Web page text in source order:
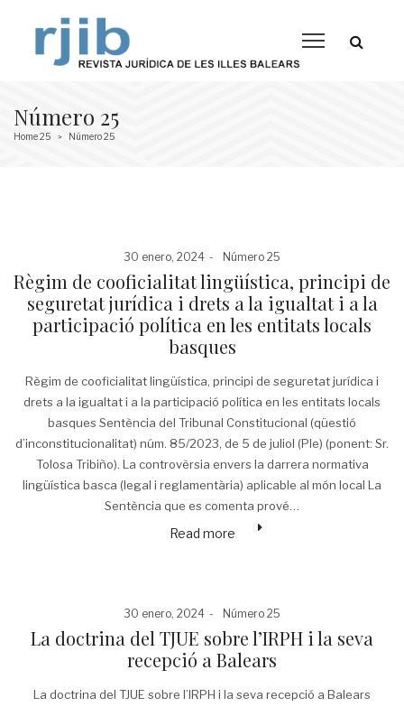
Número 25
Home 25 > Número 25
Posted
on
30 enero, 2024
Posted
Número 25
Règim de cooficialitat lingüística, principi de
seguretat jurídica i drets a la igualtat i a la
participació política en les entitats locals
basques
Règim de cooficialitat lingüística, principi de seguretat jurídica i
drets a la igualtat i a la participació política en les entitats locals
basques Sentència del Tribunal Constitucional (qüestió
d’inconstitucionalitat) núm. 85/2023, de 5 de juliol (Ple) (ponent: Sr.
Tolosa Tribiño). La controvèrsia envers la darrera normativa
lingüística basca (legal i reglamentària) aplicable al món local La
Sentència que es comenta prové…
Read more
Posted
30 enero, 2024
Posted
in
Número 25
La doctrina del TJUE sobre l’IRPH i la seva
recepció a Balears
La doctrina del TJUE sobre l’IRPH i la seva recepció a Balears